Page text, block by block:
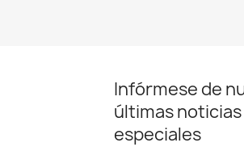
Infórmese de
últimas
especiales